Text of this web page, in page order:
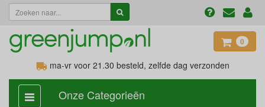
0
ma-vr voor 21.30 besteld, zelfde dag verzonden
categorieOnze Categorieën